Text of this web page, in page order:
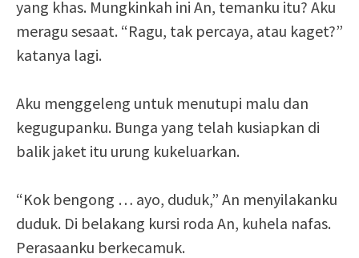
yang khas. Mungkinkah ini An, temanku itu? Aku
meragu sesaat. “Ragu, tak percaya, atau kaget?”
katanya lagi.
Aku menggeleng untuk menutupi malu dan
kegugupanku. Bunga yang telah kusiapkan di
balik jaket itu urung kukeluarkan.
“Kok bengong … ayo, duduk,” An menyilakanku
duduk. Di belakang kursi roda An, kuhela nafas.
Perasaanku berkecamuk.